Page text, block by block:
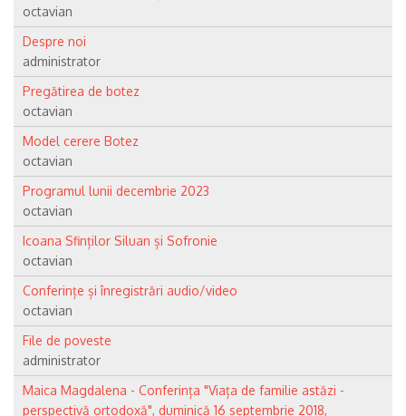
octavian
Despre noi
administrator
Pregătirea de botez
octavian
Model cerere Botez
octavian
Programul lunii decembrie 2023
octavian
Icoana Sfinților Siluan și Sofronie
octavian
Conferințe și înregistrări audio/video
octavian
File de poveste
administrator
Maica Magdalena - Conferința "Viața de familie astăzi -
perspectivă ortodoxă", duminică 16 septembrie 2018,